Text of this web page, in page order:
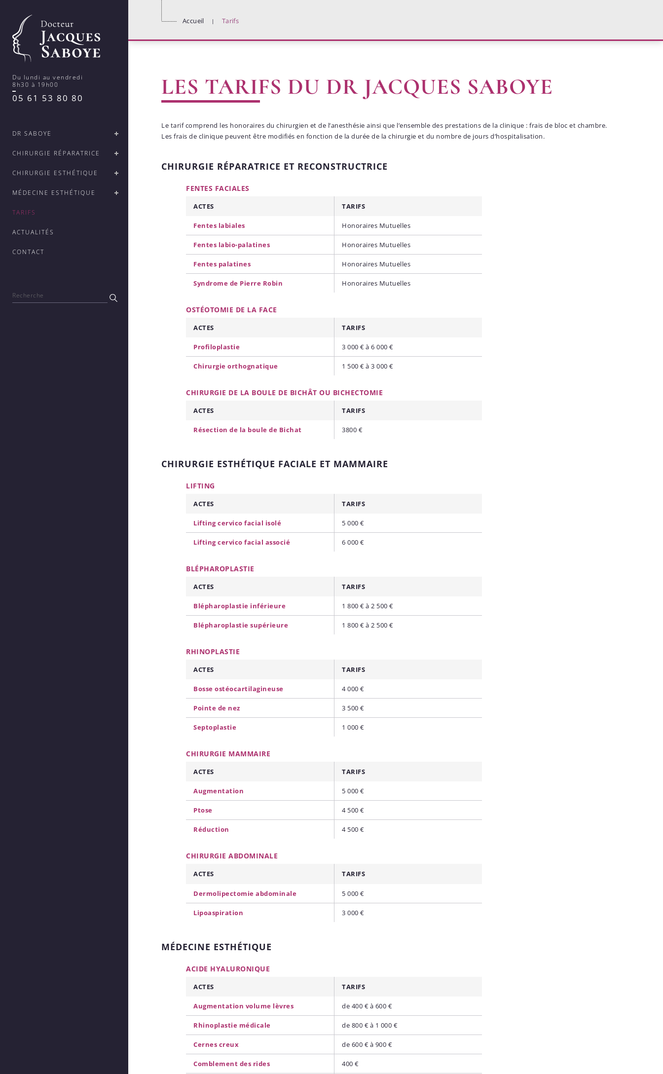
Du lundi au vendredi
8h30 à 19h00
05 61 53 80 80
DR SABOYE
CHIRURGIE RÉPARATRICE
CHIRURGIE ESTHÉTIQUE
MÉDECINE ESTHÉTIQUE
TARIFS
ACTUALITÉS
CONTACT
Accueil Tarifs
LES TARIFS DU DR JACQUES SABOYE
Le tarif comprend les honoraires du chirurgien et de l’anesthésie ainsi que l’ensemble des prestations de la clinique : frais de bloc et chambre.
Les frais de clinique peuvent être modifiés en fonction de la durée de la chirurgie et du nombre de jours d’hospitalisation.
CHIRURGIE RÉPARATRICE ET RECONSTRUCTRICE
FENTES FACIALES
ACTES TARIFS
Fentes labiales Honoraires Mutuelles
Fentes labio-palatines Honoraires Mutuelles
Fentes palatines Honoraires Mutuelles
Syndrome de Pierre Robin Honoraires Mutuelles
OSTÉOTOMIE DE LA FACE
ACTES TARIFS
Profiloplastie 3 000 € à 6 000 €
Chirurgie orthognatique 1 500 € à 3 000 €
CHIRURGIE DE LA BOULE DE BICHÂT OU BICHECTOMIE
ACTES TARIFS
Résection de la boule de Bichat 3800 €
CHIRURGIE ESTHÉTIQUE FACIALE ET MAMMAIRE
LIFTING
ACTES TARIFS
Lifting cervico facial isolé 5 000 €
Lifting cervico facial associé 6 000 €
BLÉPHAROPLASTIE
ACTES TARIFS
Blépharoplastie inférieure 1 800 € à 2 500 €
Blépharoplastie supérieure 1 800 € à 2 500 €
RHINOPLASTIE
ACTES TARIFS
Bosse ostéocartilagineuse 4 000 €
Pointe de nez 3 500 €
Septoplastie 1 000 €
CHIRURGIE MAMMAIRE
ACTES TARIFS
Augmentation 5 000 €
Ptose 4 500 €
Réduction 4 500 €
CHIRURGIE ABDOMINALE
ACTES TARIFS
Dermolipectomie abdominale 5 000 €
Lipoaspiration 3 000 €
MÉDECINE ESTHÉTIQUE
ACIDE HYALURONIQUE
ACTES TARIFS
Augmentation volume lèvres de 400 € à 600 €
Rhinoplastie médicale de 800 € à 1 000 €
Cernes creux de 600 € à 900 €
Comblement des rides 400 €